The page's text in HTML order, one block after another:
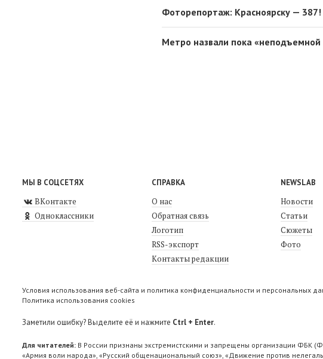
Фоторепортаж: Красноярску — 387!
Метро назвали пока «неподъемной
МЫ В СОЦСЕТЯХ
ВКонтакте
Одноклассники
СПРАВКА
О нас
Обратная связь
Логотип
RSS-экспорт
Контакты редакции
NEWSLAB
Новости
Статьи
Сюжеты
Фото
Условия использования веб-сайта и политика конфиденциальности и персональных
Политика использования cookies
Заметили ошибку? Выделите её и нажмите Ctrl + Enter.
Для читателей: В России признаны экстремистскими и запрещены организации ФБК
«Армия воли народа», «Русский общенациональный союз», «Движение против